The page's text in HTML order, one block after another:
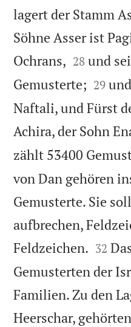
lagert der Stamm
Söhne Asser ist
Ochrans, 

28 und
Gemusterte; 

29
Naftali, und Fürst
Achira, der Sohn
zählt 53400
von Dan gehören
Gemusterte. Sie
aufbrechen,
Feldzeichen. 

32
Gemusterten der
Familien. Zu den
Heerschar,